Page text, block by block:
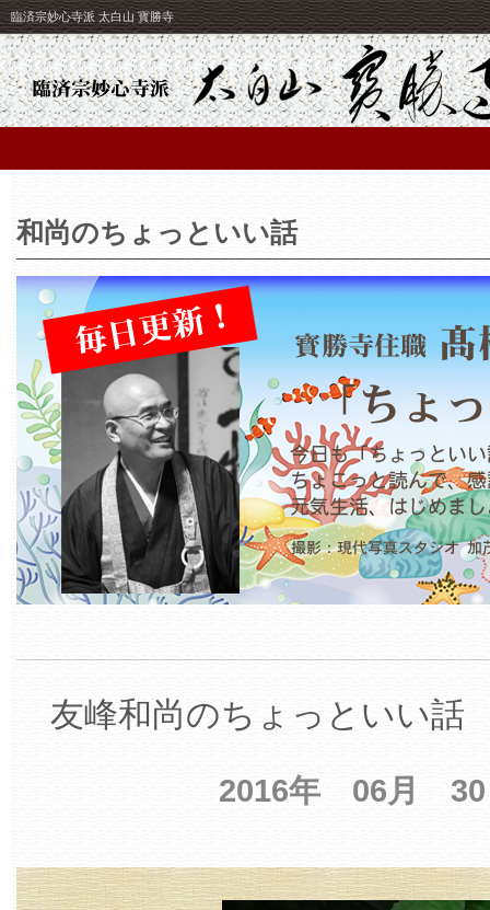
臨済宗妙心寺派 太白山 寳勝寺
和尚のちょっといい話
友峰和尚のちょっといい話
2016年 06月